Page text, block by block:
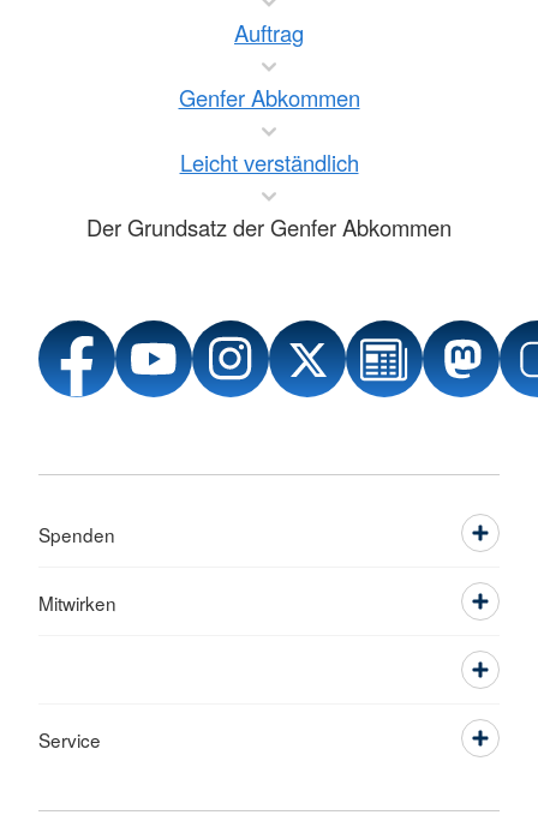
Auftrag
Genfer Abkommen
Leicht verständlich
Der Grundsatz der Genfer Abkommen
Spenden
Mitwirken
Service